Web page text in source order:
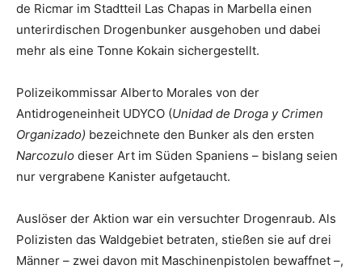
de Ricmar im Stadtteil Las Chapas in Marbella einen
unterirdischen Drogenbunker ausgehoben und dabei
mehr als eine Tonne Kokain sichergestellt.
Polizeikommissar Alberto Morales von der
Antidrogeneinheit UDYCO (Unidad de Droga y Crimen
Organizado) bezeichnete den Bunker als den ersten
Narcozulo dieser Art im Süden Spaniens – bislang seien
nur vergrabene Kanister aufgetaucht.
Auslöser der Aktion war ein versuchter Drogenraub. Als
Polizisten das Waldgebiet betraten, stießen sie auf drei
Männer – zwei davon mit Maschinenpistolen bewaffnet –,